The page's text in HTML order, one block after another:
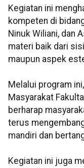
Kegiatan ini
kompeten di
Ninuk Wiliani, dan
materi baik dari
maupun aspek
Melalui program
Masyarakat
berharap
terus
mandiri dan
Kegiatan ini juga